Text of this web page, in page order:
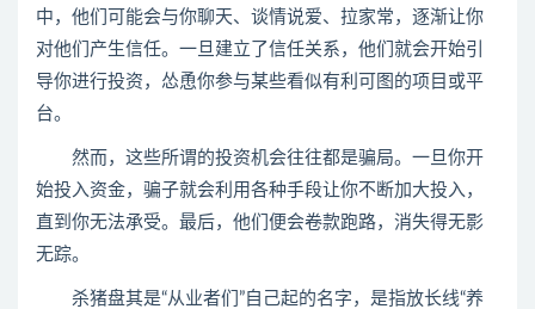
中，他们可能会与你聊天、谈情说爱、拉家常，逐渐让你
对他们产生信任。一旦建立了信任关系，他们就会开始引
导你进行投资，怂恿你参与某些看似有利可图的项目或平
台。
然而，这些所谓的投资机会往往都是骗局。一旦你开
始投入资金，骗子就会利用各种手段让你不断加大投入，
直到你无法承受。最后，他们便会卷款跑路，消失得无影
无踪。
杀猪盘其是“从业者们”自己起的名字，是指放长线“养